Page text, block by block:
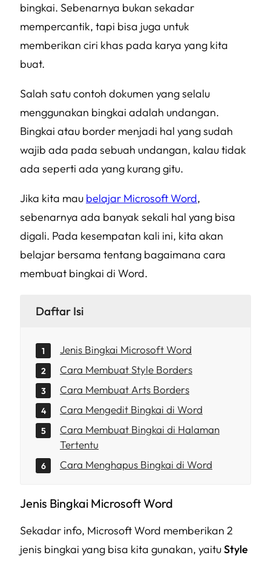
bingkai. Sebenarnya bukan sekadar
mempercantik, tapi bisa juga untuk
memberikan ciri khas pada karya yang kita
buat.
Salah satu contoh dokumen yang selalu
menggunakan bingkai adalah undangan.
Bingkai atau border menjadi hal yang sudah
wajib ada pada sebuah undangan, kalau tidak
ada seperti ada yang kurang gitu.
Jika kita mau belajar Microsoft Word,
sebenarnya ada banyak sekali hal yang bisa
digali. Pada kesempatan kali ini, kita akan
belajar bersama tentang bagaimana cara
membuat bingkai di Word.
Daftar Isi
Jenis Bingkai Microsoft Word
Cara Membuat Style Borders
Cara Membuat Arts Borders
Cara Mengedit Bingkai di Word
Cara Membuat Bingkai di Halaman
Tertentu
Cara Menghapus Bingkai di Word
Jenis Bingkai Microsoft Word
Sekadar info, Microsoft Word memberikan 2
jenis bingkai yang bisa kita gunakan, yaituStyle